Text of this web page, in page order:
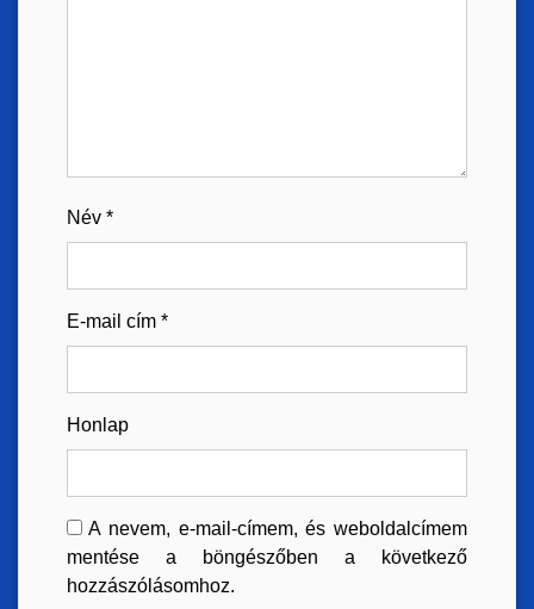
Név *
E-mail cím *
Honlap
A nevem, e-mail-címem, és weboldalcímem
mentése a böngészőben a következő
hozzászólásomhoz.